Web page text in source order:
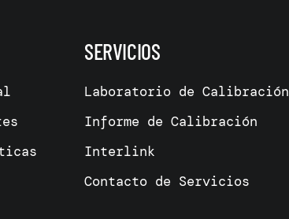
SERVICIOS
Laboratorio de Calibración
Informe de Calibración
Interlink
Contacto de Servicios